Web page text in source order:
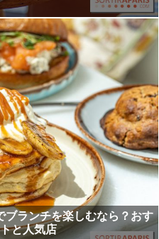
ブランチを楽しむなら？おす
と人気店